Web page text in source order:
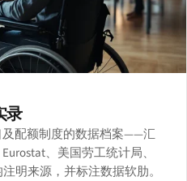
录
配额制度的数据档案——汇
、美国劳工统计局、
明来源，并标注数据软肋。